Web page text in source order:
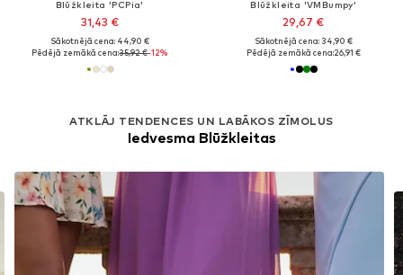
Blūžkleita 'PCPia'
31,43 €
Sākotnējā cena: 44,90 €
Pēdējā zemākā cena:35,92 €-12%
Blūžkleita 'VMBumpy'
29,67 €
Sākotnējā cena: 34,90 €
Pēdējā zemākā cena:26,91 €
ATKLĀJ TENDENCES UN LABĀKOS ZĪMOLUS
Iedvesma Blūžkleitas